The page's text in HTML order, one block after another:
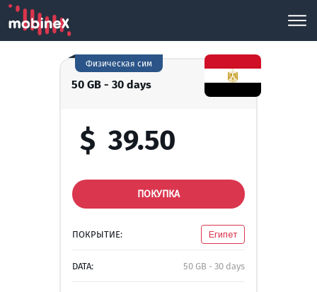
50 GB - 30 days
Физическая сим
$ 39.50
ПОКУПКА
ПОКРЫТИЕ: Египет
DATA: 50 GB - 30 days